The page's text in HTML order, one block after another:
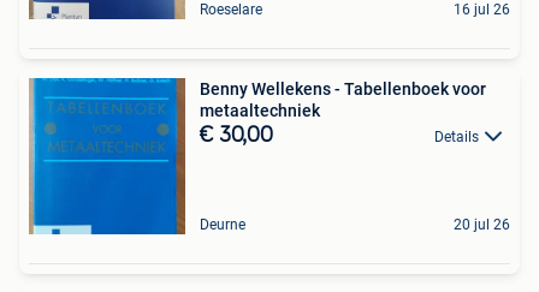
Roeselare 16 jul 26
Benny Wellekens - Tabellenboek voor
metaaltechniek
€ 30,00 Details
Deurne 20 jul 26